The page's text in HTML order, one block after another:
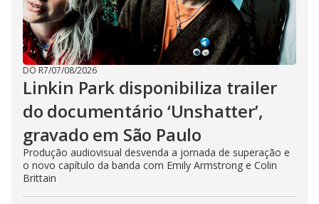
DO R7/07/08/2026
Linkin Park disponibiliza trailer
do documentário ‘Unshatter’,
gravado em São Paulo
Produção audiovisual desvenda a jornada de superação e
o novo capítulo da banda com Emily Armstrong e Colin
Brittain